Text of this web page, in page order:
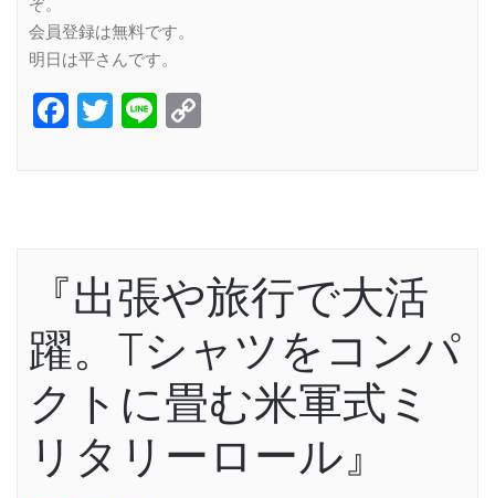
ぞ。
会員登録は無料です。
明日は平さんです。
Facebook
Twitter
Line
『出張や旅行で大活
躍。Tシャツをコンパ
クトに畳む米軍式ミ
リタリーロール』